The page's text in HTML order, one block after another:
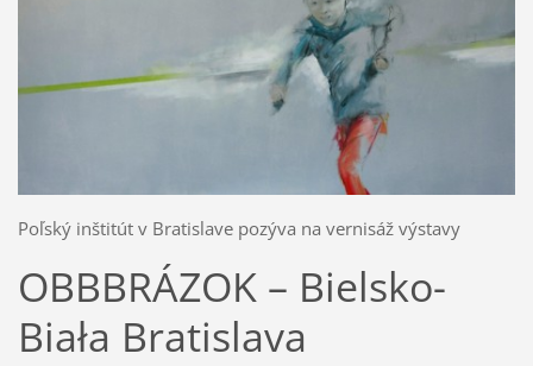
Poľský inštitút v Bratislave pozýva na vernisáž výstavy
OBBBRÁZOK – Bielsko-
Biała Bratislava